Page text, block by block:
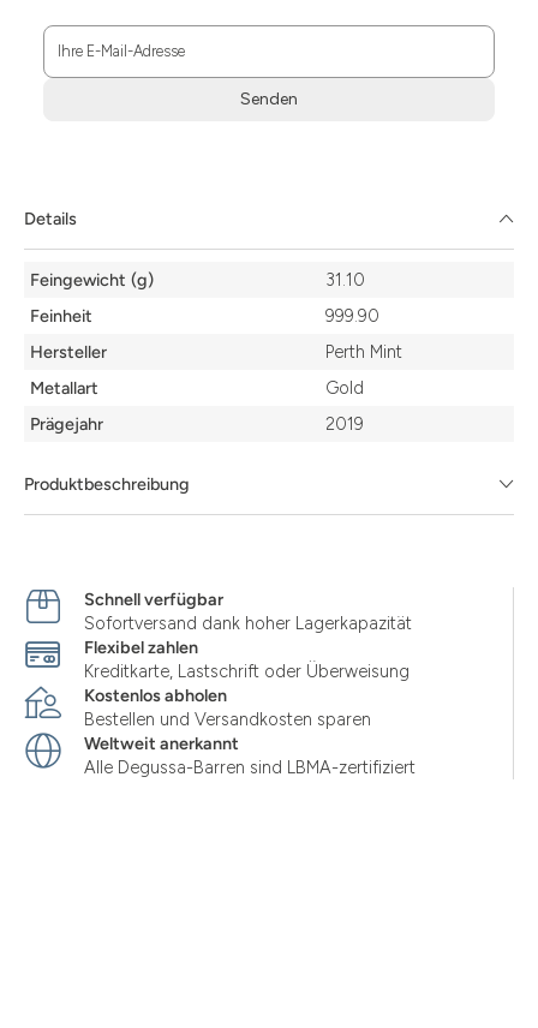
Ihre E-Mail-Adresse
Senden
die
Zustimmung
aktivieren.
Details
Produktbeschreibung
Details
Feingewicht (g)
31.10
Feinheit
999.90
Hersteller
Perth Mint
Metallart
Gold
Prägejahr
2019
Schnell verfügbar
Sofortversand dank hoher Lagerkapazität
Flexibel zahlen
Kreditkarte, Lastschrift oder Überweisung
Kostenlos abholen
Bestellen und Versandkosten sparen
Weltweit anerkannt
Alle Degussa-Barren sind LBMA-zertifiziert